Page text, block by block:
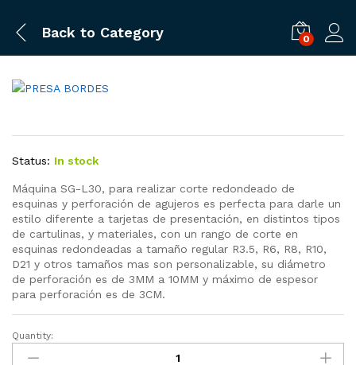
Back to Category 0
Status: In stock
Máquina SG-L30, para realizar corte redondeado de
esquinas y perforación de agujeros es perfecta para darle un
estilo diferente a tarjetas de presentación, en distintos tipos
de cartulinas, y materiales, con un rango de corte en
esquinas redondeadas a tamaño regular R3.5, R6, R8, R10,
D21 y otros tamaños mas son personalizable, su diámetro
de perforación es de 3MM a 10MM y máximo de espesor
para perforación es de 3CM.
PRESA
BORDES
Quantity: